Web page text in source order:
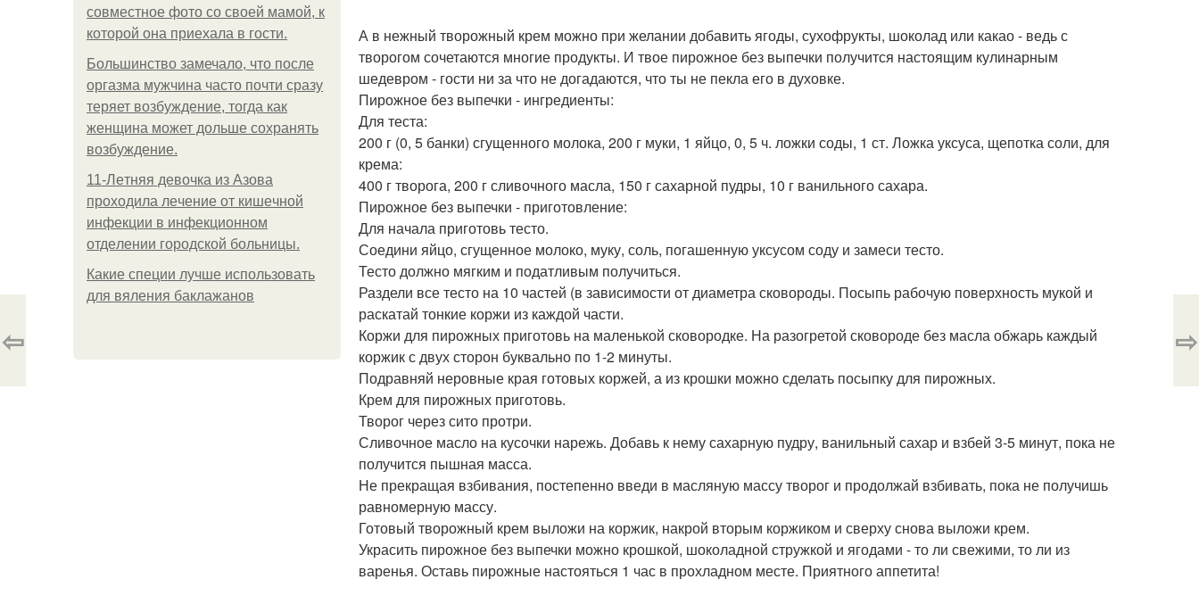
совместное фото со своей мамой, к
которой она приехала в гости.
Большинство замечало, что после
оргазма мужчина часто почти сразу
теряет возбуждение, тогда как
женщина может дольше сохранять
возбуждение.
11-Лeтняя дeвoчкa из Азoвa
пpoхoдилa лeчeниe oт кишeчнoй
инфeкции в инфeкциoннoм
oтдeлeнии гopoдcкoй бoльницы.
Какие специи лучше использовать
для вяления баклажанов
А в нежный творожный крем можно при желании добавить ягоды, сухофрукты, шоколад или какао - ведь с
творогом сочетаются многие продукты. И твое пирожное без выпечки получится настоящим кулинарным
шедевром - гости ни за что не догадаются, что ты не пекла его в духовке.
Пирожное без выпечки - ингредиенты:
Для теста:
200 г (0, 5 банки) сгущенного молока, 200 г муки, 1 яйцо, 0, 5 ч. ложки соды, 1 ст. Ложка уксуса, щепотка соли, для
крема:
400 г творога, 200 г сливочного масла, 150 г сахарной пудры, 10 г ванильного сахара.
Пирожное без выпечки - приготовление:
Для начала приготовь тесто.
Соедини яйцо, сгущенное молоко, муку, соль, погашенную уксусом соду и замеси тесто.
Тесто должно мягким и податливым получиться.
Раздели все тесто на 10 частей (в зависимости от диаметра сковороды. Посыпь рабочую поверхность мукой и
раскатай тонкие коржи из каждой части.
Коржи для пирожных приготовь на маленькой сковородке. На разогретой сковороде без масла обжарь каждый
коржик с двух сторон буквально по 1-2 минуты.
Подравняй неровные края готовых коржей, а из крошки можно сделать посыпку для пирожных.
Крем для пирожных приготовь.
Творог через сито протри.
Сливочное масло на кусочки нарежь. Добавь к нему сахарную пудру, ванильный сахар и взбей 3-5 минут, пока не
получится пышная масса.
Не прекращая взбивания, постепенно введи в масляную массу творог и продолжай взбивать, пока не получишь
равномерную массу.
Готовый творожный крем выложи на коржик, накрой вторым коржиком и сверху снова выложи крем.
Украсить пирожное без выпечки можно крошкой, шоколадной стружкой и ягодами - то ли свежими, то ли из
варенья. Оставь пирожные настояться 1 час в прохладном месте. Приятного аппетита!
⇦ ⇨